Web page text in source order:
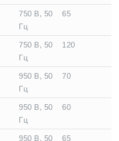
750 В, 50
Гц
65
750 В, 50
Гц
120
950 В, 50
Гц
70
950 В, 50
Гц
60
950 В, 50
65